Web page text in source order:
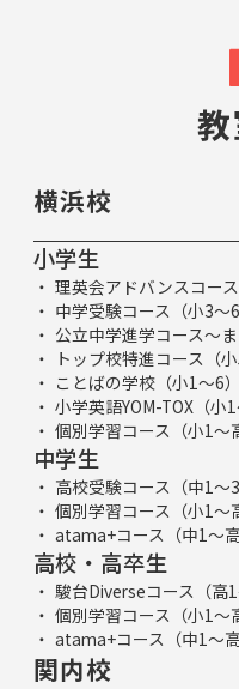
横浜校
小学生
理英会アドバンスコース
中学受験コース（小3～6
公立中学進学コース～
トップ校特進コース（小
ことばの学校（小1～6）
小学英語YOM-TOX（小1
個別学習コース（小1～
中学生
高校受験コース（中1～3
個別学習コース（小1～
atama+コース（中1～高
高校・高卒生
駿台Diverseコース（高1
個別学習コース（小1～
atama+コース（中1～高
関内校